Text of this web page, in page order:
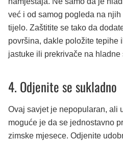
već i od samog pogleda na
tijelo. Zaštitite se tako da
površina, dakle položite tepihe
jastuke ili prekrivače na hladne
4. Odjenite se sukladno
Ovaj savjet je nepopularan, ali
moguće je da se jednostavno
zimske mjesece. Odjenite